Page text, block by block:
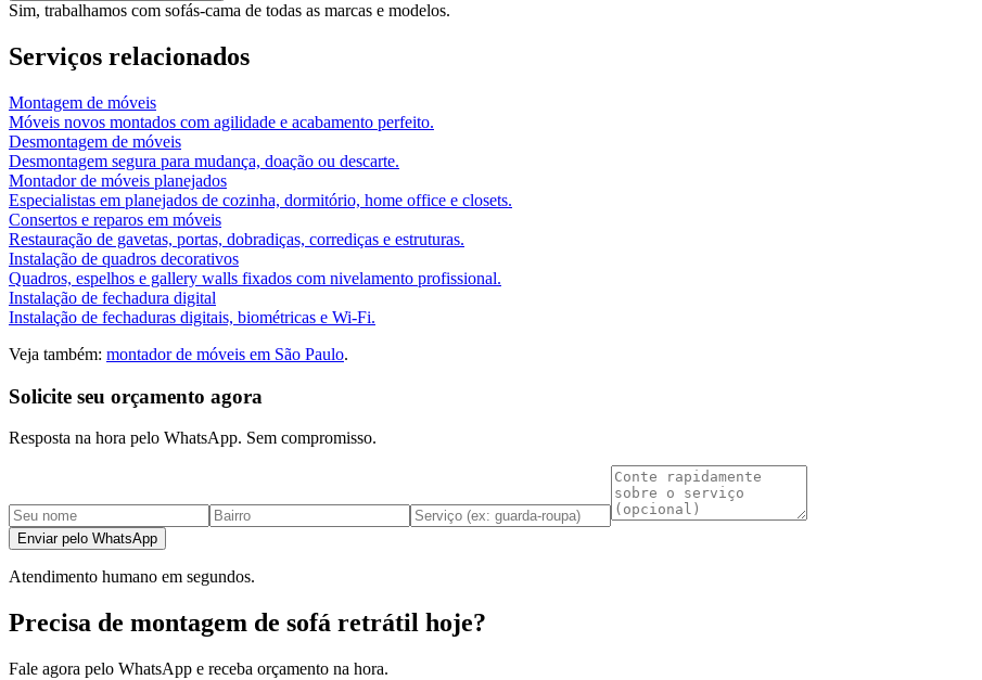
Sim, trabalhamos com sofás-cama de todas as marcas e modelos.
Serviços relacionados
Montagem de móveis
Móveis novos montados com agilidade e acabamento perfeito.
Desmontagem de móveis
Desmontagem segura para mudança, doação ou descarte.
Montador de móveis planejados
Especialistas em planejados de cozinha, dormitório, home office e closets.
Consertos e reparos em móveis
Restauração de gavetas, portas, dobradiças, corrediças e estruturas.
Instalação de quadros decorativos
Quadros, espelhos e gallery walls fixados com nivelamento profissional.
Instalação de fechadura digital
Instalação de fechaduras digitais, biométricas e Wi-Fi.
Veja também: montador de móveis em São Paulo.
Solicite seu orçamento agora
Resposta na hora pelo WhatsApp. Sem compromisso.
Enviar pelo WhatsApp
Atendimento humano em segundos.
Precisa de montagem de sofá retrátil hoje?
Fale agora pelo WhatsApp e receba orçamento na hora.